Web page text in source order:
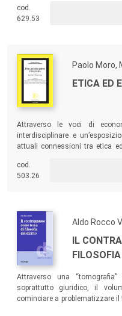
senso che la
cod.
629.53
Paolo Moro,
ETICA ED
Attraverso le voci di
interdisciplinare e
attuali connessioni tra etica
prassi didattica dell’Università
cod.
503.26
Aldo Rocco
IL
Attraverso una
soprattutto giuridico, il
cominciare a problematizzare
contemporanei l’idea che –